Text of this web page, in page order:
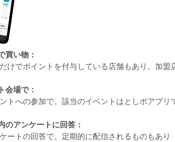
い物：
けでポイントを付与している店舗もあり。加
場で：
トへの参加で。該当のイベントはとしポアプリ
アンケートに回答：
ートの回答で。定期的に配信されるものもあり